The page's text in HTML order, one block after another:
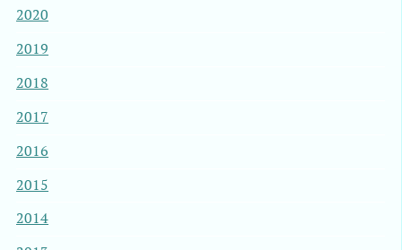
2020
2019
2018
2017
2016
2015
2014